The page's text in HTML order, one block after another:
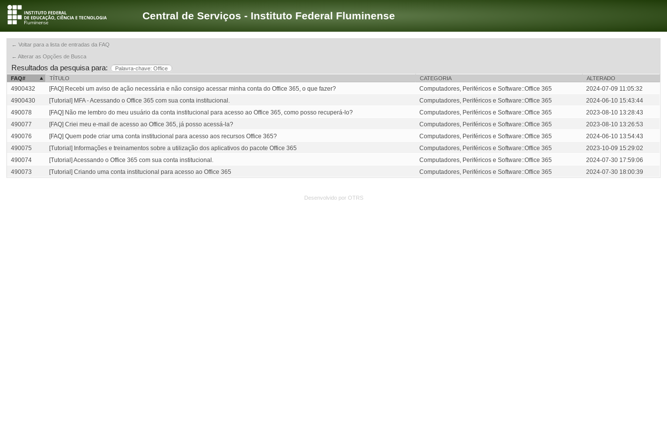
Central de Serviços - Instituto Federal Fluminense
← Voltar para a lista de entradas da FAQ
← Alterar as Opções de Busca
Resultados da pesquisa para:
Palavra-chave: Office
FAQ#
TÍTULO CATEGORIA ALTERADO
4900432 [FAQ] Recebi um aviso de ação necessária e não consigo acessar minha conta do Office 365, o que fazer? Computadores, Periféricos e Software::Office 365
2024-07-09 11:05:32
4900430
[Tutorial] MFA - Acessando o Office 365 com sua conta institucional. Computadores, Periféricos e Software::Office 365
2024-06-10 15:43:44
490078
[FAQ] Não me lembro do meu usuário da conta institucional para acesso ao Office 365, como posso recuperá-lo? Computadores, Periféricos e Software::Office 365
2023-08-10 13:28:43
490077
[FAQ] Criei meu e-mail de acesso ao Office 365, já posso acessá-la? Computadores, Periféricos e Software::Office 365
2023-08-10 13:26:53
490076
[FAQ] Quem pode criar uma conta institucional para acesso aos recursos Office 365? Computadores, Periféricos e Software::Office 365
2024-06-10 13:54:43
490075
[Tutorial] Informações e treinamentos sobre a utilização dos aplicativos do pacote Office 365 Computadores, Periféricos e Software::Office 365
2023-10-09 15:29:02
490074
[Tutorial] Acessando o Office 365 com sua conta institucional. Computadores, Periféricos e Software::Office 365
2024-07-30 17:59:06
490073
[Tutorial] Criando uma conta institucional para acesso ao Office 365 Computadores, Periféricos e Software::Office 365 2024-07-30 18:00:39
Desenvolvido por OTRS